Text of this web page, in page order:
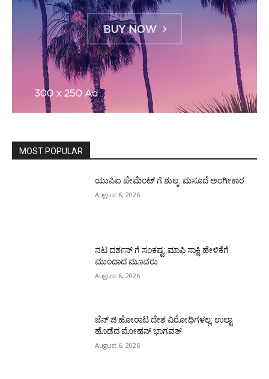
MOST POPULAR
ಯುಪಿಐ ಪೇಮೆಂಟ್ ಗೆ ಶುಲ್ಕ: ಮಸೂದೆ ಅಂಗೀಕಾರ
August 6, 2026
ನಟ ದರ್ಶನ್ ಗೆ ಸಂಕಷ್ಟ: ಮಾಫಿ ಸಾಕ್ಷಿ ಹೇಳಿಕೆಗೆ
ಮುಂದಾದ ಮೂವರು
August 6, 2026
ಜೆನ್ ಜಿ ಹೋರಾಟ ದೇಶ ವಿರೋಧಿಗಳಲ್ಲ: ಉಲ್ಟಾ
ಹೊಡೆದ ಮೋಹನ್ ಭಾಗವತ್
August 6, 2026